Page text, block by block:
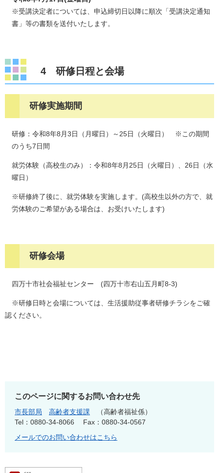
※受講決定者については、申込締切日以降に順次「受講決定通知
書」等の書類を送付いたします。
​4 研修日程と会場
研修実施期間
研修：令和8年8月3日（月曜日）～25日（火曜日） ※この期間
のうち7日間
就労体験（高校生のみ）：令和8年8月25日（火曜日）、26日（水
曜日）
※研修終了後に、就労体験を実施します。(高校生以外の方で、就
労体験のご希望がある場合は、お受けいたします)
研修会場
四万十市社会福祉センター (四万十市右山五月町8-3)
※研修日時と会場については、生活援助従事者研修チラシをご確
認ください。
このページに関するお問い合わせ先
市長部局 高齢者支援課
高齢者福祉係
Tel：0880-34-8066
Fax：0880-34-0567
メールでのお問い合わせはこちら